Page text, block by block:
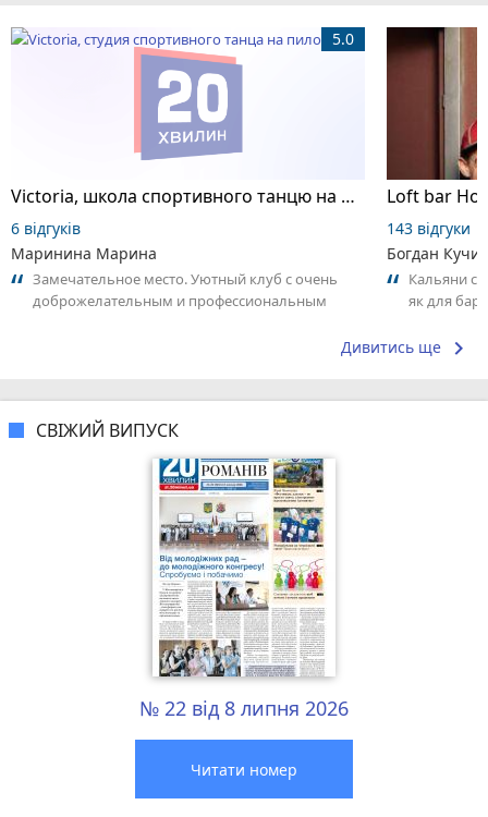
Victoria, школа спортивного танцю на пілоні
5.0
6 відгуків
Маринина Марина
Замечательное место. Уютный клуб с очень
доброжелательным и профессиональным
Loft bar
143 відгуки
Богдан
Кальяни
як для
Дивитись ще keyboard_arrow_right
СВІЖИЙ ВИПУСК
№ 22 від 8 липня 2026
Читати номер